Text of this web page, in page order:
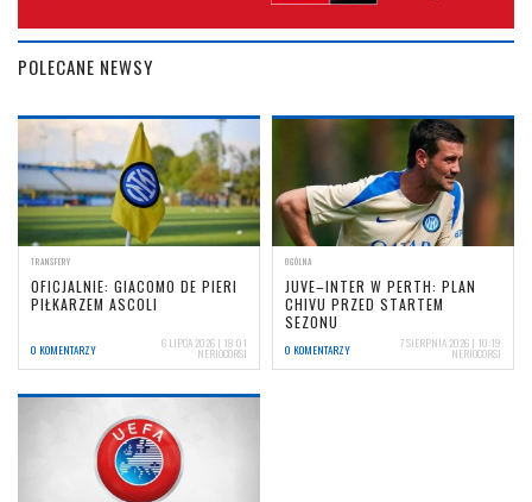
POLECANE NEWSY
TRANSFERY
OFICJALNIE: GIACOMO DE PIERI
PIŁKARZEM ASCOLI
0 KOMENTARZY 6 LIPCA 2026 | 18:01
NERIOCORSI
OGÓLNA
JUVE–INTER W PERTH: PLAN
CHIVU PRZED STARTEM
SEZONU
0 KOMENTARZY 7 SIERPNIA 2026 | 10:19
NERIOCORSI